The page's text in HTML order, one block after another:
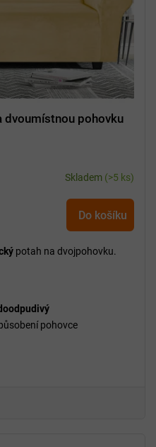
dvoumístnou pohovku
Skladem (>5 ks)
Do košíku
potah na dvojpohovku.
pohovce